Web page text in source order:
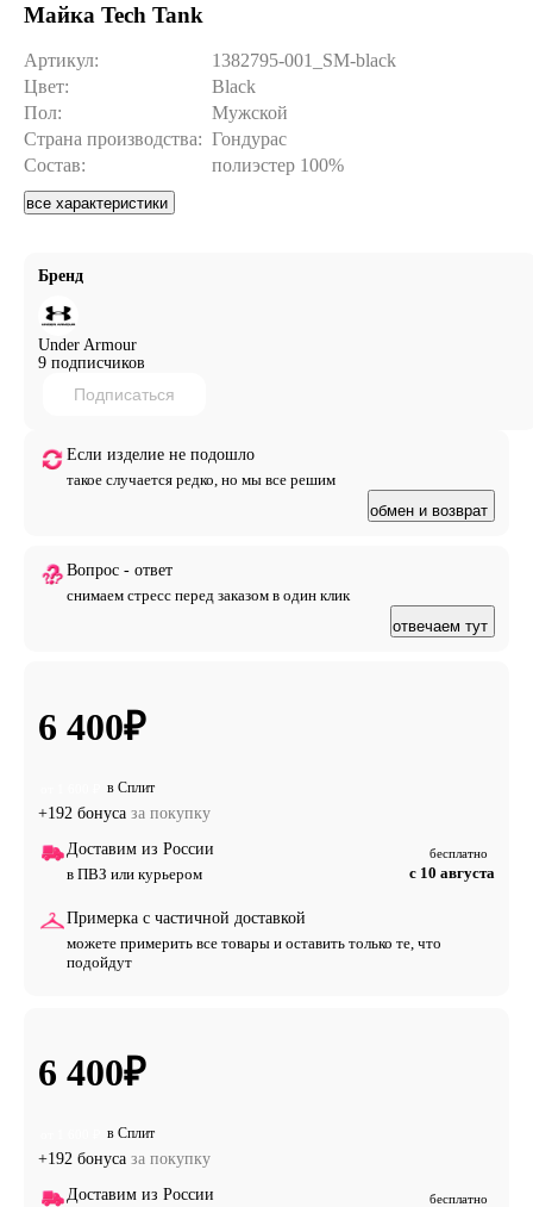
Майка Tech Tank
Артикул:
1382795-001_SM-black
Цвет:
Black
Пол:
Мужской
Страна производства: Гондурас
Состав:
полиэстер 100%
все характеристики
Бренд
Under Armour
9 подписчиков
Подписаться
Если изделие не подошло
такое случается редко, но мы все решим
обмен и возврат
Вопрос - ответ
снимаем стресс перед заказом в один клик
отвечаем тут
6 400₽
в Сплит
+192 бонуса за покупку
Доставим из России
в ПВЗ или курьером
бесплатно
с 10 августа
Примерка с частичной доставкой
можете примерить все товары и оставить только те, что
подойдут
6 400₽
в Сплит
+192 бонуса за покупку
Доставим из России
бесплатно